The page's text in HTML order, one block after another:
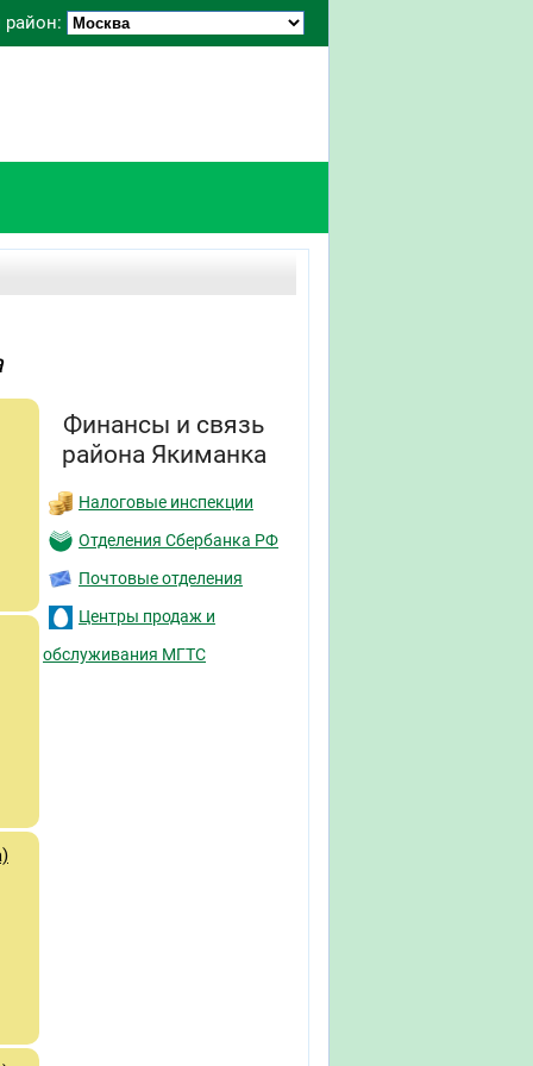
Финансы и связь
района Якиманка
Налоговые инспекции
Отделения Сбербанка РФ
Почтовые отделения
Центры продаж и
обслуживания МГТС